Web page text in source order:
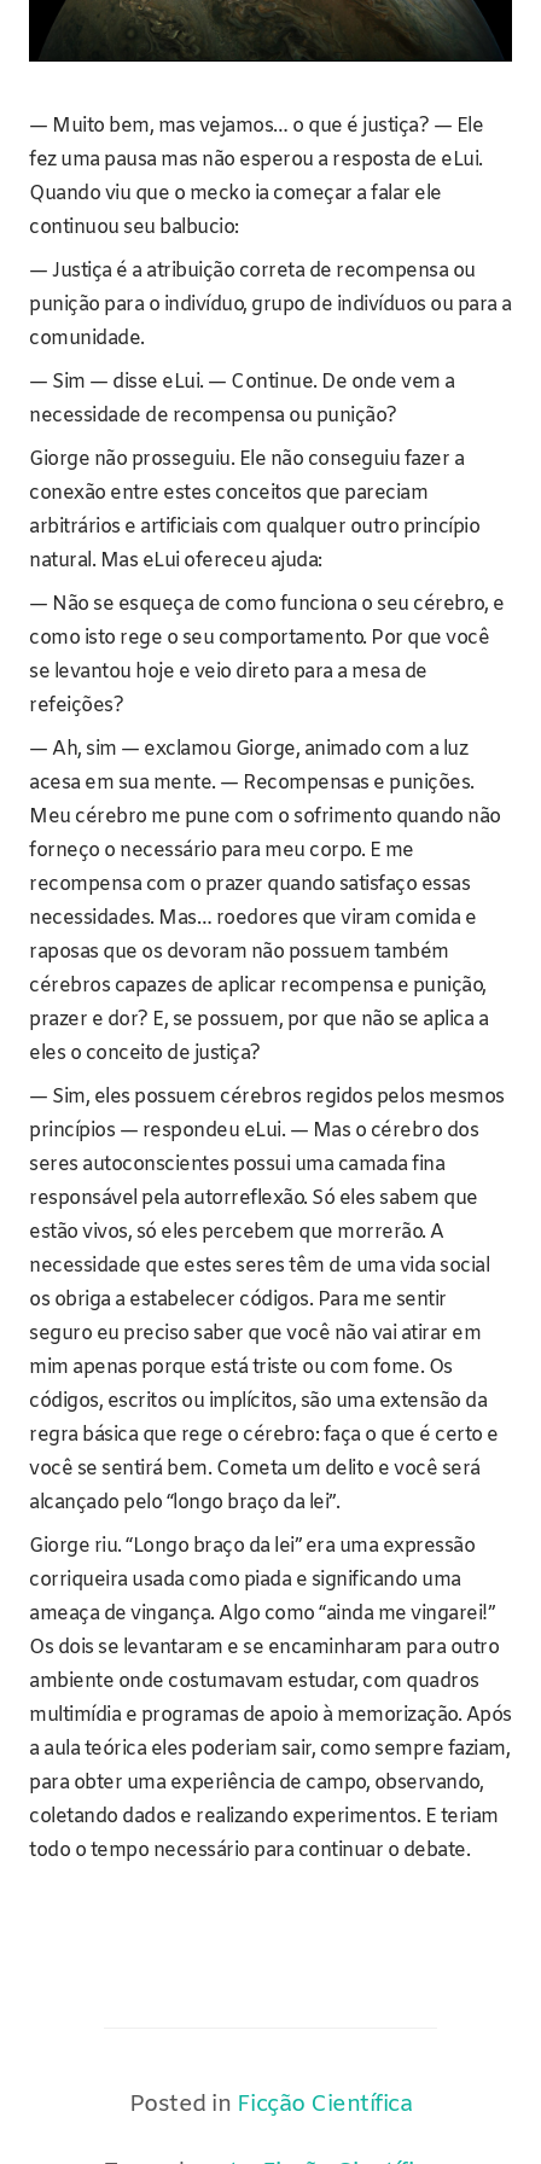
— Muito bem, mas vejamos… o que é justiça? — Ele
fez uma pausa mas não esperou a resposta de eLui.
Quando viu que o mecko ia começar a falar ele
continuou seu balbucio:
— Justiça é a atribuição correta de recompensa ou
punição para o indivíduo, grupo de indivíduos ou para a
comunidade.
— Sim — disse eLui. — Continue. De onde vem a
necessidade de recompensa ou punição?
Giorge não prosseguiu. Ele não conseguiu fazer a
conexão entre estes conceitos que pareciam
arbitrários e artificiais com qualquer outro princípio
natural. Mas eLui ofereceu ajuda:
— Não se esqueça de como funciona o seu cérebro, e
como isto rege o seu comportamento. Por que você
se levantou hoje e veio direto para a mesa de
refeições?
— Ah, sim — exclamou Giorge, animado com a luz
acesa em sua mente. — Recompensas e punições.
Meu cérebro me pune com o sofrimento quando não
forneço o necessário para meu corpo. E me
recompensa com o prazer quando satisfaço essas
necessidades. Mas… roedores que viram comida e
raposas que os devoram não possuem também
cérebros capazes de aplicar recompensa e punição,
prazer e dor? E, se possuem, por que não se aplica a
eles o conceito de justiça?
— Sim, eles possuem cérebros regidos pelos mesmos
princípios — respondeu eLui. — Mas o cérebro dos
seres autoconscientes possui uma camada fina
responsável pela autorreflexão. Só eles sabem que
estão vivos, só eles percebem que morrerão. A
necessidade que estes seres têm de uma vida social
os obriga a estabelecer códigos. Para me sentir
seguro eu preciso saber que você não vai atirar em
mim apenas porque está triste ou com fome. Os
códigos, escritos ou implícitos, são uma extensão da
regra básica que rege o cérebro: faça o que é certo e
você se sentirá bem. Cometa um delito e você será
alcançado pelo “longo braço da lei”.
Giorge riu. “Longo braço da lei” era uma expressão
corriqueira usada como piada e significando uma
ameaça de vingança. Algo como “ainda me vingarei!”
Os dois se levantaram e se encaminharam para outro
ambiente onde costumavam estudar, com quadros
multimídia e programas de apoio à memorização. Após
a aula teórica eles poderiam sair, como sempre faziam,
para obter uma experiência de campo, observando,
coletando dados e realizando experimentos. E teriam
todo o tempo necessário para continuar o debate.
Posted in Ficção Científica